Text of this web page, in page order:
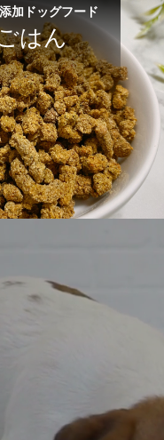
加ドッグフード
はん